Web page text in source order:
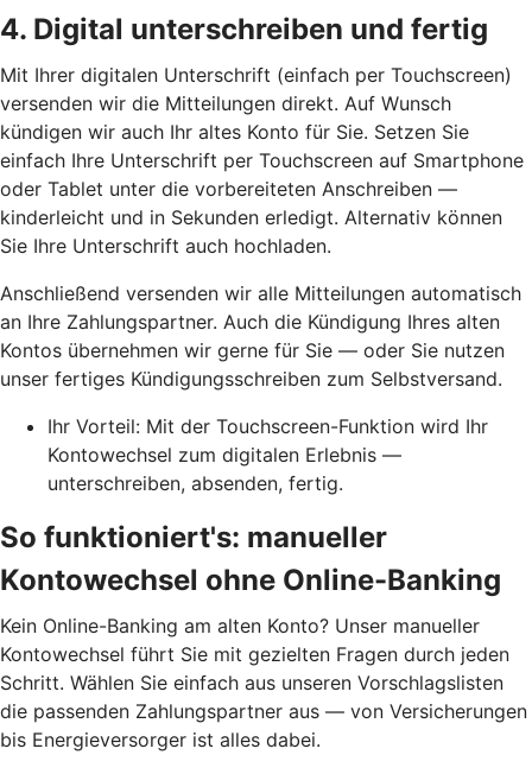
4. Digital unterschreiben und fertig
Mit Ihrer digitalen Unterschrift (einfach per Touchscreen)
versenden wir die Mitteilungen direkt. Auf Wunsch
kündigen wir auch Ihr altes Konto für Sie. Setzen Sie
einfach Ihre Unterschrift per Touchscreen auf Smartphone
oder Tablet unter die vorbereiteten Anschreiben —
kinderleicht und in Sekunden erledigt. Alternativ können
Sie Ihre Unterschrift auch hochladen.
Anschließend versenden wir alle Mitteilungen automatisch
an Ihre Zahlungspartner. Auch die Kündigung Ihres alten
Kontos übernehmen wir gerne für Sie — oder Sie nutzen
unser fertiges Kündigungsschreiben zum Selbstversand.
Ihr Vorteil: Mit der Touchscreen-Funktion wird Ihr
Kontowechsel zum digitalen Erlebnis —
unterschreiben, absenden, fertig.
So funktioniert's: manueller
Kontowechsel ohne Online-Banking
Kein Online-Banking am alten Konto? Unser manueller
Kontowechsel führt Sie mit gezielten Fragen durch jeden
Schritt. Wählen Sie einfach aus unseren Vorschlagslisten
die passenden Zahlungspartner aus — von Versicherungen
bis Energieversorger ist alles dabei.